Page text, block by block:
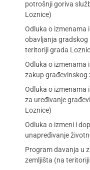
potrošnji goriva
Loznice)
Odluka o izmenama
obavljanja gradskog
teritoriji grada
Odluka o izmenama
zakup građevinskog
Odluka o izmenama
za uređivanje
Loznice)
Odluka o izmeni i
unapređivanje
Program davanja u
zemljišta (na